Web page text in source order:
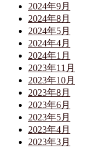
2024年9月
2024年8月
2024年5月
2024年4月
2024年1月
2023年11月
2023年10月
2023年8月
2023年6月
2023年5月
2023年4月
2023年3月